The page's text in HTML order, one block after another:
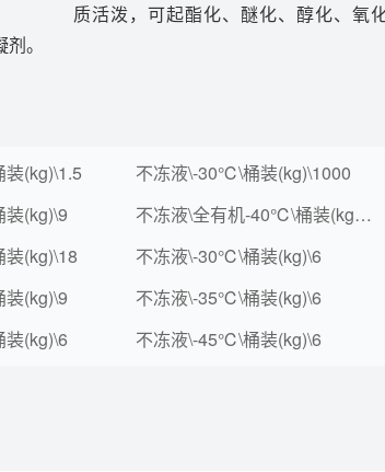
质活泼，可起酯化、醚化、醇化、氧
。
(kg)\1.5 不冻液\-30℃\桶装(kg)\1000
(kg)\9 不冻液\全有机-40℃\桶装(kg)\1.5
(kg)\18 不冻液\-30℃\桶装(kg)\6
(kg)\9 不冻液\-35℃\桶装(kg)\6
(kg)\6 不冻液\-45℃\桶装(kg)\6